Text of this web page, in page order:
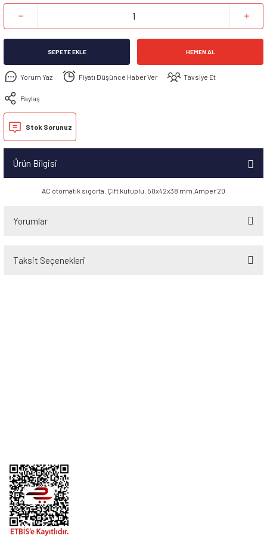
SEPETE EKLE HEMEN AL
Yorum Yaz Fiyatı Düşünce Haber Ver Tavsiye Et
Paylaş
Stok Sorunuz
Ürün Bilgisi
AC otomatik sigorta. Çift kutuplu. 50x42x38 mm.Amper 20
Yorumlar
Taksit Seçenekleri